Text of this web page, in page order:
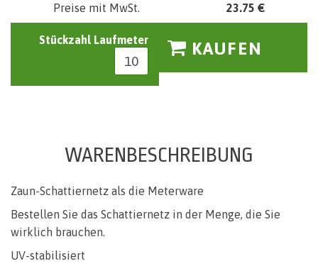
Preise mit MwSt.
23.75 €
Stückzahl Laufmeter KAUFEN
WARENBESCHREIBUNG
Zaun-Schattiernetz als die Meterware
Bestellen Sie das Schattiernetz in der Menge, die Sie
wirklich brauchen.
UV-stabilisiert